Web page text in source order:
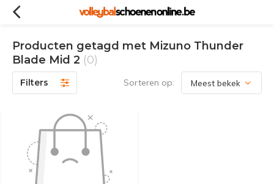
Producten getagd met Mizuno Thunder
Blade Mid 2 (0)
Filters Sorteren op: